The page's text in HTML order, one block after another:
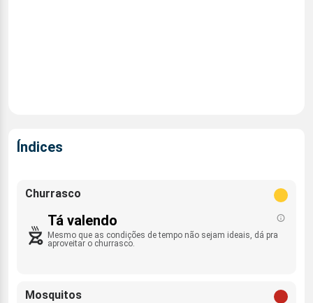
Índices
Churrasco
Tá valendo
Mesmo que as condições de tempo não sejam ideais, dá pra
aproveitar o churrasco.
Mosquitos